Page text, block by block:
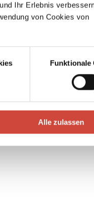
Ihr Erlebnis
von Cookies von
Funktionale
Alle zulassen